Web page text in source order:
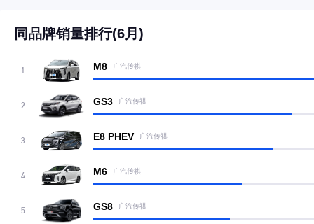
同品牌销量排行(6月)
1 M8 广汽传祺
2 GS3 广汽传祺
3 E8 PHEV 广汽传祺
4 M6 广汽传祺
5 GS8 广汽传祺